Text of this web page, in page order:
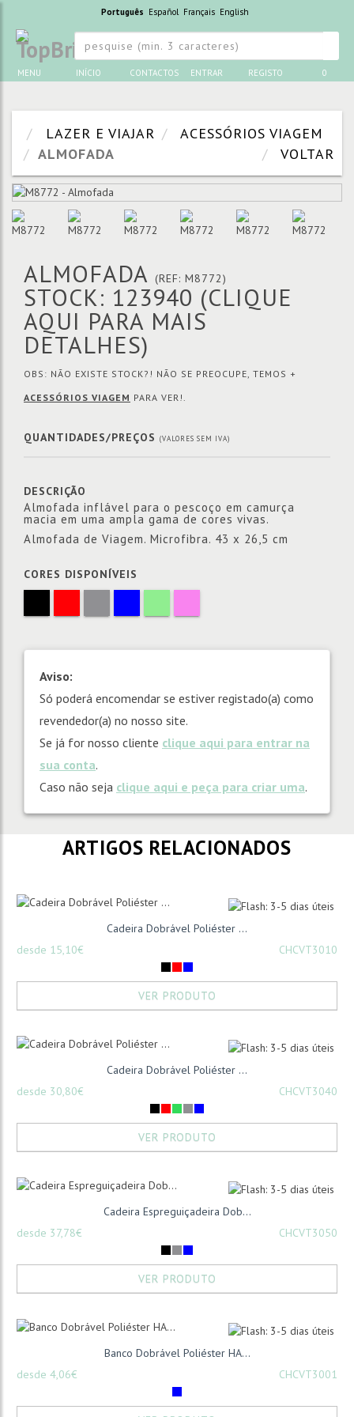
Português Español Français English
MENU INÍCIO CONTACTOS ENTRAR REGISTO 0
LAZER E VIAJAR
ACESSÓRIOS VIAGEM
ALMOFADA
VOLTAR
ALMOFADA (REF: M8772)
STOCK: 123940 (CLIQUE
AQUI PARA MAIS
DETALHES)
OBS: NÃO EXISTE STOCK?! NÃO SE PREOCUPE, TEMOS +
ACESSÓRIOS VIAGEM PARA VER!.
QUANTIDADES/PREÇOS (VALORES SEM IVA)
DESCRIÇÃO
Almofada inflável para o pescoço em camurça
macia em uma ampla gama de cores vivas.
Almofada de Viagem. Microfibra. 43 x 26,5 cm
CORES DISPONÍVEIS
Aviso:
Só poderá encomendar se estiver registado(a) como
revendedor(a) no nosso site.
Se já for nosso cliente clique aqui para entrar na
sua conta.
Caso não seja clique aqui e peça para criar uma.
ARTIGOS RELACIONADOS
Cadeira Dobrável Poliéster ...
desde 15,10€
CHCVT3010
VER PRODUTO
Cadeira Dobrável Poliéster ...
desde 30,80€
CHCVT3040
VER PRODUTO
Cadeira Espreguiçadeira Dob...
desde 37,78€
CHCVT3050
VER PRODUTO
Banco Dobrável Poliéster HA...
desde 4,06€
CHCVT3001